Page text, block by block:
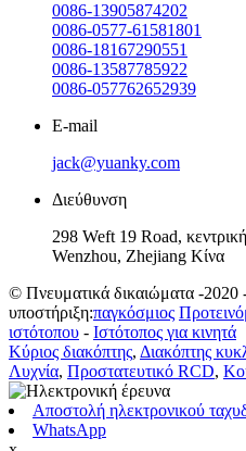
0086-13905874202
0086-0577-61581801
0086-18167290551
0086-13587785922
0086-057762652939
E-mail
jack@yuanky.com
Διεύθυνση
298 Weft 19 Road,
Wenzhou, Zhejiang Κίνα
© Πνευματικά δικαιώματα -2020
υποστήριξη:παγκόσμιος
ιστότοπου - Ιστότοπος για κινητά
Κύριος διακόπτης, Διακόπτης
Λυχνία, Προστατευτικό RCD,
Αποστολή ηλεκτρονικού
WhatsApp